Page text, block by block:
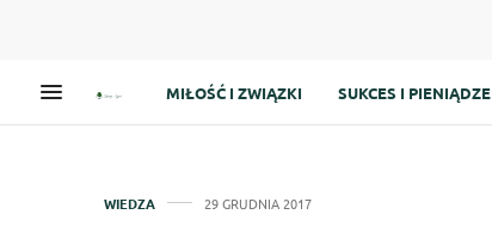
MIŁOŚĆ I ZWIĄZKI SUKCES I PIENIĄDZE
WIEDZA 29 GRUDNIA 2017